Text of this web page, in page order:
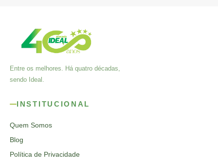
Entre os melhores. Há quatro décadas,
sendo Ideal.
INSTITUCIONAL
Quem Somos
Blog
Política de Privacidade